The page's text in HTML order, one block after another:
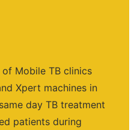
Mobile TB clinics
Xpert machines in
day TB treatment
patients during